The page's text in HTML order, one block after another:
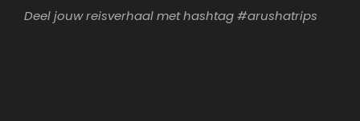
Deel jouw reisverhaal met hashtag #arushatrips